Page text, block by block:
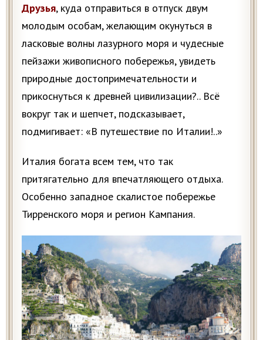
Друзья, куда отправиться в отпуск двум
молодым особам, желающим окунуться в
ласковые волны лазурного моря и чудесные
пейзажи живописного побережья, увидеть
природные достопримечательности и
прикоснуться к древней цивилизации?.. Всё
вокруг так и шепчет, подсказывает,
подмигивает: «В путешествие по Италии!..»
Италия богата всем тем, что так
притягательно для впечатляющего отдыха.
Особенно западное скалистое побережье
Тирренского моря и регион Кампания.